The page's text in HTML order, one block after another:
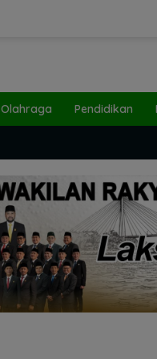
Olahraga Pendidikan